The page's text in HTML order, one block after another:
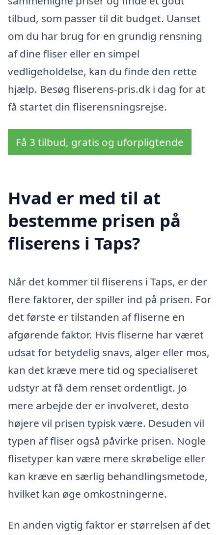
tilbud, som passer til dit budget. Uanset
om du har brug for en grundig rensning
af dine fliser eller en simpel
vedligeholdelse, kan du finde den rette
hjælp. Besøg fliserens-pris.dk i dag for at
få startet din fliserensningsrejse.
Få 3 tilbud, gratis og uforpligtende
Hvad er med til at
bestemme prisen på
fliserens i Taps?
Når det kommer til fliserens i Taps, er der
flere faktorer, der spiller ind på prisen. For
det første er tilstanden af fliserne en
afgørende faktor. Hvis fliserne har været
udsat for betydelig snavs, alger eller mos,
kan det kræve mere tid og specialiseret
udstyr at få dem renset ordentligt. Jo
mere arbejde der er involveret, desto
højere vil prisen typisk være. Desuden vil
typen af fliser også påvirke prisen. Nogle
flisetyper kan være mere skrøbelige eller
kan kræve en særlig behandlingsmetode,
hvilket kan øge omkostningerne.
En anden vigtig faktor er størrelsen af det